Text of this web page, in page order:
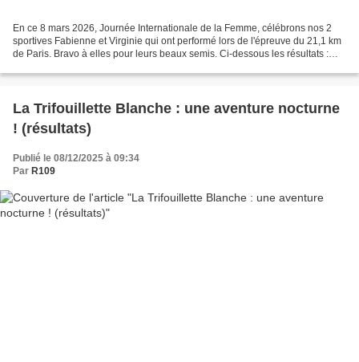
En ce 8 mars 2026, Journée Internationale de la Femme, célébrons nos 2
sportives Fabienne et Virginie qui ont performé lors de l'épreuve du 21,1 km
de Paris. Bravo à elles pour leurs beaux semis. Ci-dessous les résultats :
La Trifouillette Blanche : une aventure nocturne
! (résultats)
Publié le 08/12/2025 à 09:34
Par R109